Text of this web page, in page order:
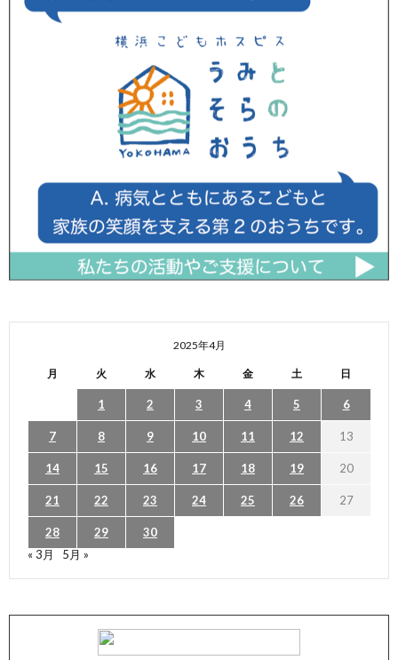
2025年4月
月 火 水 木 金 土 日
1 2 3 4 5 6
7 8 9 10 11 12 13
14 15 16 17 18 19 20
21 22 23 24 25 26 27
28 29
30
« 3月
5月 »